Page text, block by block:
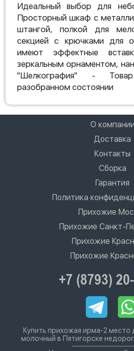
Идеальный выбор для
Просторный шкаф с
штангой, полкой для
секцией с крючками для
имеют эффектные
зеркальным орнаментом,
"Шелкография" -
разобранном состоянии
О компании
Доставка
Контакты
Сборка
Гарантия
Политика
Прихожие
Прихожие Санкт-
Прихожие
Прихожие
+7 (8793)
Купить прихожая ирма-2 место
молочный в Пятигорске